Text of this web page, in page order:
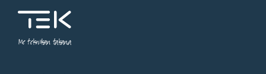
Me tekniikan takana